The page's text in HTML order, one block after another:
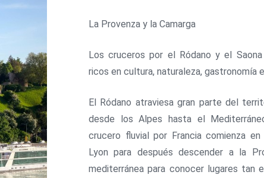
La Provenza y la Camarga
Los cruceros por el Ródano y el
ricos en cultura, naturaleza, gastronomía
El Ródano atraviesa gran parte del
desde los Alpes hasta el
crucero fluvial por Francia comienza
Lyon para después descender a la
mediterránea para conocer lugares tan